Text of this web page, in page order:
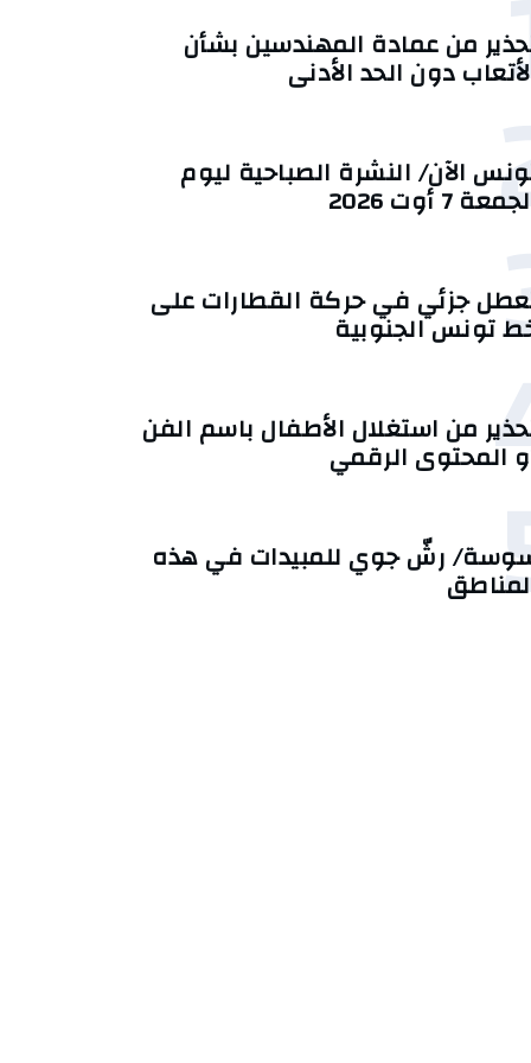
من عمادة المهندسين بشأن
دون الحد الأدنى
الآن/ النشرة الصباحية ليوم
7 أوت 2026
جزئي في حركة القطارات على
تونس الجنوبية
من استغلال الأطفال باسم الفن
المحتوى الرقمي
رشّ جوي للمبيدات في هذه